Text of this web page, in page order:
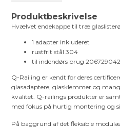
Produktbeskrivelse
Hvælvet endekappe til træ
1 adapter inkluderet
rustfrit stål 304
til indendørs brug
Q-Railing er kendt for deres
glasadaptere, glasklemmer og
kvalitet. Q-railings produkter er
med fokus på hurtig montering og
På baggrund af det fleksible